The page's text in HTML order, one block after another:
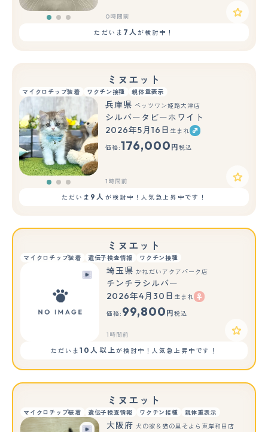
0時間前
ただいま 7人が検討中！
ミヌエット
マイクロチップ装着 ワクチン接種 親体重表示
もっと見る
兵庫県 ペッツワン姫路大津店
シルバータビーホワイト
2026年5月16日 生まれ
価格:176,000 円 税込
1時間前
ただいま 9人 が検討中！人気急上昇中です！
ミヌエット
マイクロチップ装着 遺伝子検査情報 ワクチン接種
埼玉県 かねだいアクアパーク店
チンチラシルバー
2026年4月30日 生まれ
価格: 99,800 円 税込
1時間前
ただいま10人以上が検討中！人気急上昇中です！
ミヌエット
マイクロチップ装着 遺伝子検査情報 ワクチン接種 親体重表示
大阪府 犬の家＆猫の里そよら東岸和田店